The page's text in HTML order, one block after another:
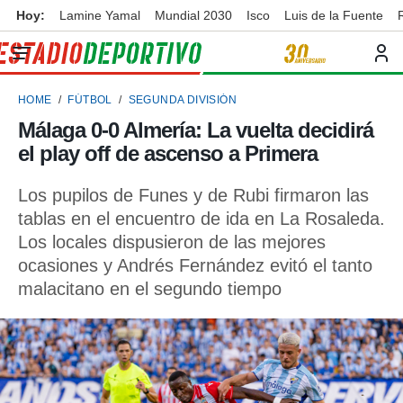
de
por
para
la
calidad.
a este
las
y
forma
digital
basada
Hoy: Lamine Yamal Mundial 2030 Isco Luis de la Fuente
HOME FÚTBOL SEGUNDA DIVISIÓN
Málaga 0-0 Almería: La vuelta decidirá
el play off de ascenso a Primera
Los pupilos de Funes y de Rubi firmaron las
tablas en el encuentro de ida en La Rosaleda.
Los locales dispusieron de las mejores
ocasiones y Andrés Fernández evitó el tanto
malacitano en el segundo tiempo